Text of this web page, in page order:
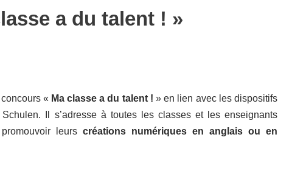
a du talent ! »
« Ma classe a du talent ! » en lien avec les dispositifs
Il s’adresse à toutes les classes et les enseignants
leurs créations numériques en anglais ou en